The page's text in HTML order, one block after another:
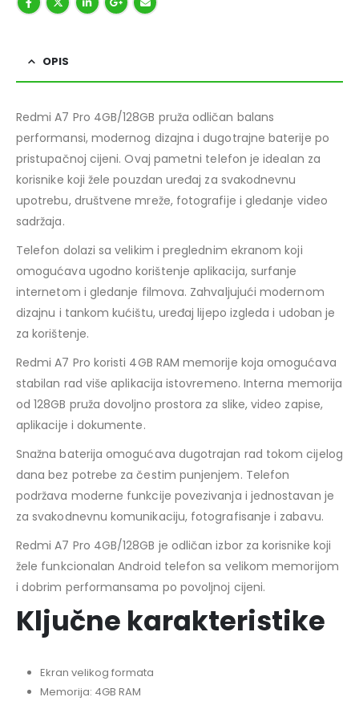
OPIS
Redmi A7 Pro 4GB/128GB pruža odličan balans
performansi, modernog dizajna i dugotrajne baterije po
pristupačnoj cijeni. Ovaj pametni telefon je idealan za
korisnike koji žele pouzdan uređaj za svakodnevnu
upotrebu, društvene mreže, fotografije i gledanje video
sadržaja.
Telefon dolazi sa velikim i preglednim ekranom koji
omogućava ugodno korištenje aplikacija, surfanje
internetom i gledanje filmova. Zahvaljujući modernom
dizajnu i tankom kućištu, uređaj lijepo izgleda i udoban je
za korištenje.
Redmi A7 Pro koristi 4GB RAM memorije koja omogućava
stabilan rad više aplikacija istovremeno. Interna memorija
od 128GB pruža dovoljno prostora za slike, video zapise,
aplikacije i dokumente.
Snažna baterija omogućava dugotrajan rad tokom cijelog
dana bez potrebe za čestim punjenjem. Telefon
podržava moderne funkcije povezivanja i jednostavan je
za svakodnevnu komunikaciju, fotografisanje i zabavu.
Redmi A7 Pro 4GB/128GB je odličan izbor za korisnike koji
žele funkcionalan Android telefon sa velikom memorijom
i dobrim performansama po povoljnoj cijeni.
Ključne karakteristike
Ekran velikog formata
Memorija: 4GB RAM